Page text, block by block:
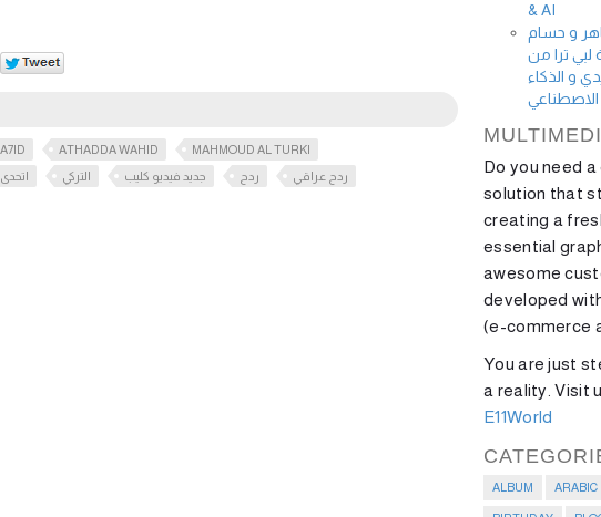
ATHADDA WAHID
MAHMOUD AL TURKI
التركي جديد فيديو كليب ردح
ردح عراقي
& AI
و حسام
لبي ترا من
و الذكاء
الاصطناعي
Do you need
solution that
creating a
essential
awesome
developed
(e-commerce
You are just
a reality. Visit
E11World
ALBUM ARABIC